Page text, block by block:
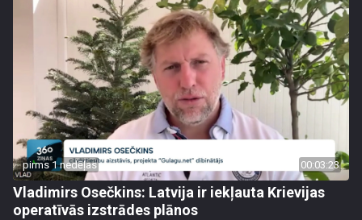
pirms 1 nedēļas 00:03:23
Vladimirs Osečkins: Latvija ir iekļauta Krievijas
operatīvās izstrādes plānos